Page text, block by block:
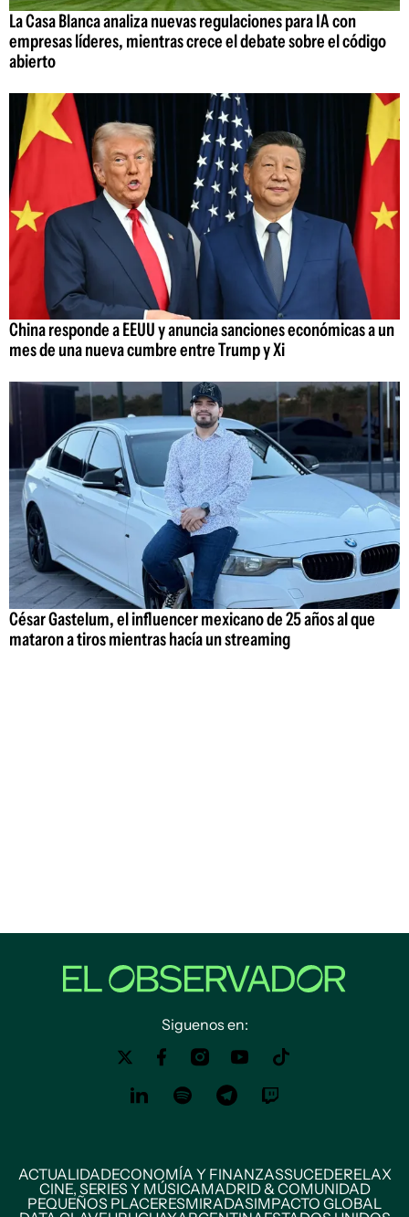
La Casa Blanca analiza nuevas regulaciones para IA con
empresas líderes, mientras crece el debate sobre el código
abierto
China responde a EEUU y anuncia sanciones económicas a un
mes de una nueva cumbre entre Trump y Xi
César Gastelum, el influencer mexicano de 25 años al que
mataron a tiros mientras hacía un streaming
Siguenos en:
ACTUALIDADECONOMÍA Y FINANZASSUCEDERELAX
CINE, SERIES Y MÚSICAMADRID & COMUNIDAD
PEQUEÑOS PLACERESMIRADASIMPACTO GLOBAL